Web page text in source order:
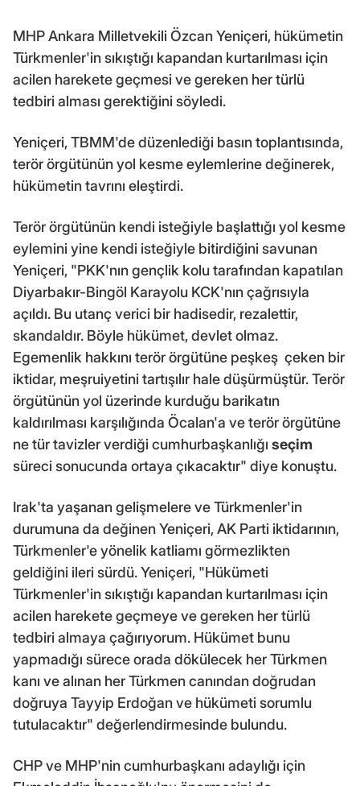
MHP Ankara Milletvekili Özcan Yeniçeri, hükümetin
Türkmenler'in sıkıştığı kapandan kurtarılması için
acilen harekete geçmesi ve gereken her türlü
tedbiri alması gerektiğini söyledi.
Yeniçeri, TBMM'de düzenlediği basın toplantısında,
terör örgütünün yol kesme eylemlerine değinerek,
hükümetin tavrını eleştirdi.
Terör örgütünün kendi isteğiyle başlattığı yol kesme
eylemini yine kendi isteğiyle bitirdiğini savunan
Yeniçeri, "PKK'nın gençlik kolu tarafından kapatılan
Diyarbakır-Bingöl Karayolu KCK'nın çağrısıyla
açıldı. Bu utanç verici bir hadisedir, rezalettir,
skandaldır. Böyle hükümet, devlet olmaz.
Egemenlik hakkını terör örgütüne peşkeş çeken bir
iktidar, meşruiyetini tartışılır hale düşürmüştür. Terör
örgütünün yol üzerinde kurduğu barikatın
kaldırılması karşılığında Öcalan'a ve terör örgütüne
ne tür tavizler verdiği cumhurbaşkanlığı seçim
süreci sonucunda ortaya çıkacaktır" diye konuştu.
Irak'ta yaşanan gelişmelere ve Türkmenler'in
durumuna da değinen Yeniçeri, AK Parti iktidarının,
Türkmenler'e yönelik katliamı görmezlikten
geldiğini ileri sürdü. Yeniçeri, "Hükümeti
Türkmenler'in sıkıştığı kapandan kurtarılması için
acilen harekete geçmeye ve gereken her türlü
tedbiri almaya çağırıyorum. Hükümet bunu
yapmadığı sürece orada dökülecek her Türkmen
kanı ve alınan her Türkmen canından doğrudan
doğruya Tayyip Erdoğan ve hükümeti sorumlu
tutulacaktır" değerlendirmesinde bulundu.
CHP ve MHP'nin cumhurbaşkanı adaylığı için